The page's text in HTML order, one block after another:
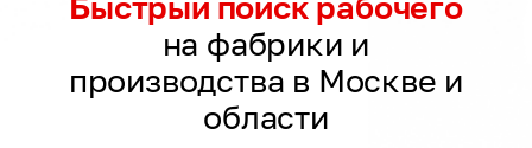
на фабрики и
производства в Москве и
области